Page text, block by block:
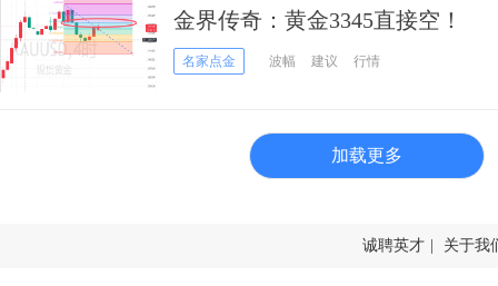
金界传奇：黄金3345直接空！
名家点金 波幅 建议 行情
加载更多
诚聘英才 关于我